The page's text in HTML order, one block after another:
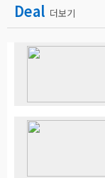
Deal 더보기